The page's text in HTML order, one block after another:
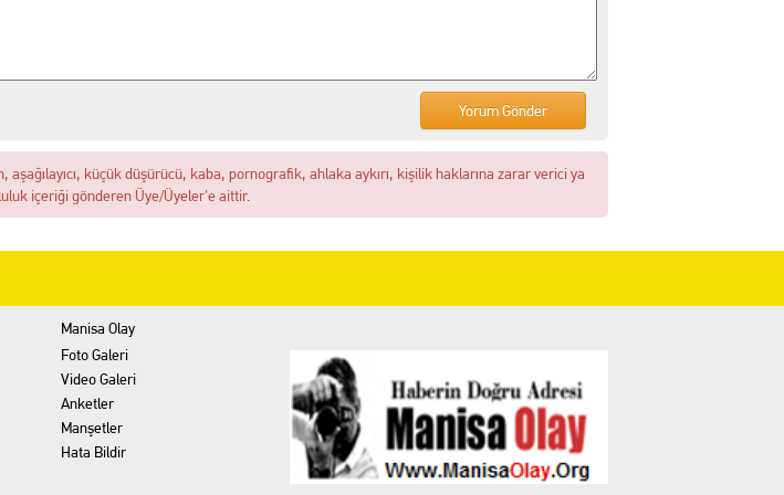
Ekipler Uykuda Buldu
şüphelisi serbest bırakıldı
küçük düşürücü, kaba, pornografik, ahlaka aykırı, kişilik haklarına zarar verici ya
içeriği gönderen Üye/Üyeler'e aittir.
Manisa Olay
Foto Galeri
Video Galeri
Anketler
Manşetler
Hata Bildir